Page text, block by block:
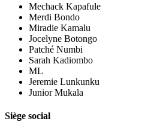
Mechack Kapafule
Merdi Bondo
Miradie Kamalu
Jocelyne Botongo
Patché Numbi
Sarah Kadiombo
ML
Jeremie Lunkunku
Junior Mukala
Siège social